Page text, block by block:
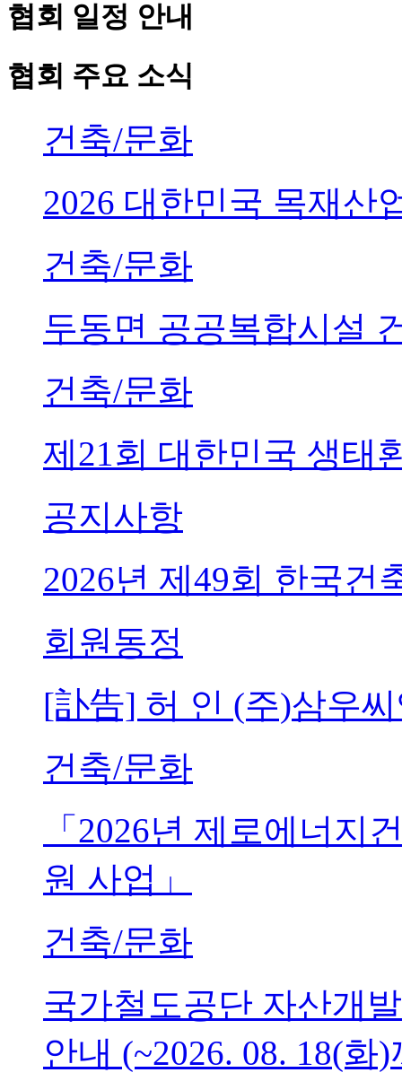
협회 일정 안내
협회 주요 소식
건축/문화
2026 대한민국 목재산
건축/문화
두동면 공공복합시설
건축/문화
제21회 대한민국 생태
공지사항
2026년 제49회 한국건
회원동정
[訃告] 허 인 (주)삼우
건축/문화
「2026년 제로에너지
원 사업」
건축/문화
국가철도공단 자산개
안내 (~2026. 08. 18(화